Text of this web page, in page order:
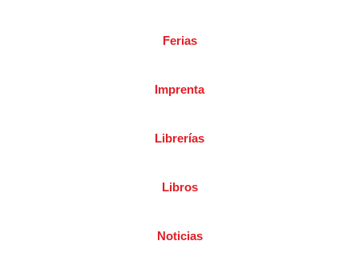
Ferias
Imprenta
Librerías
Libros
Noticias